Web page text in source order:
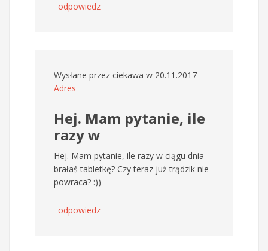
odpowiedz
Wysłane przez ciekawa w 20.11.2017
Adres
Hej. Mam pytanie, ile
razy w
Hej. Mam pytanie, ile razy w ciągu dnia
brałaś tabletkę? Czy teraz już trądzik nie
powraca? :))
odpowiedz